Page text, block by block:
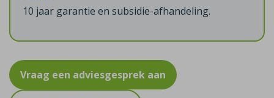
10 jaar garantie en subsidie-afhandeling.
Vraag een adviesgesprek aan